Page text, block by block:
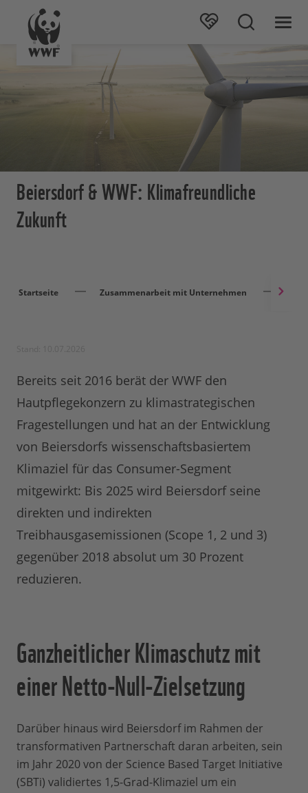
Beiersdorf & WWF: Klimafreundliche
Zukunft
Startseite Zusammenarbeit mit Unternehmen
Bereits seit 2016 berät der WWF den
Hautpflegekonzern zu klimastrategischen
Fragestellungen und hat an der Entwicklung
von Beiersdorfs wissenschaftsbasiertem
Klimaziel für das Consumer-Segment
mitgewirkt: Bis 2025 wird Beiersdorf seine
direkten und indirekten
Treibhausgasemissionen (Scope 1, 2 und 3)
gegenüber 2018 absolut um 30 Prozent
reduzieren.
Ganzheitlicher Klimaschutz mit
einer Netto-Null-Zielsetzung
Darüber hinaus wird Beiersdorf im Rahmen der
transformativen Partnerschaft daran arbeiten, sein
im Jahr 2020 von der Science Based Target Initiative
(SBTi) validiertes 1,5-Grad-Klimaziel um ein